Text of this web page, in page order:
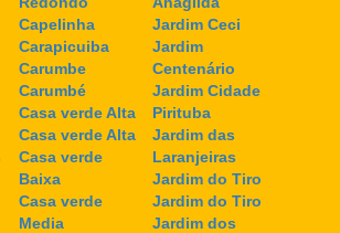
Capelinha
Carapicuiba
Carumbe
Carumbé
Casa verde Alta
Casa verde Alta
Casa verde
Baixa
Casa verde
Media
Jardim Ceci
Jardim
Centenário
Jardim Cidade
Pirituba
Jardim das
Laranjeiras
Jardim do Tiro
Jardim do Tiro
Jardim dos